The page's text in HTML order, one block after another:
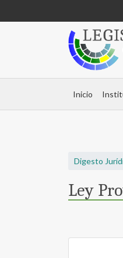
Inicio
Digesto
Ley